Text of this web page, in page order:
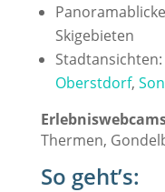
Skigebieten
Stadtansichten:
Oberstdorf,
Thermen,
So geht’s: